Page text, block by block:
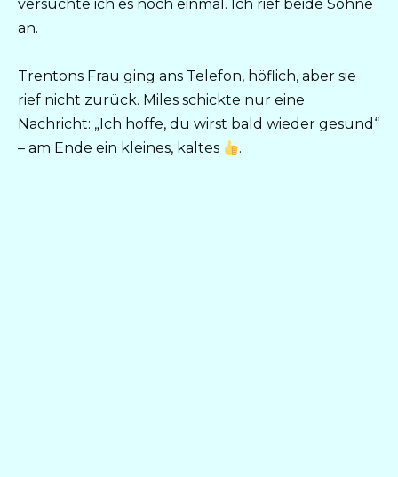
versuchte ich es noch einmal. Ich rief beide Söhne
an.
Trentons Frau ging ans Telefon, höflich, aber sie
rief nicht zurück. Miles schickte nur eine
Nachricht: „Ich hoffe, du wirst bald wieder gesund“
– am Ende ein kleines, kaltes
.